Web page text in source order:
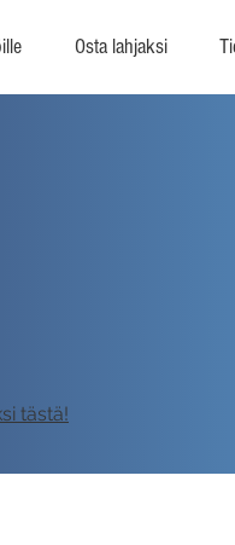
Osta lahjaksi
tästä!